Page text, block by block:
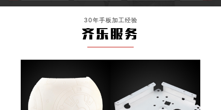
30年手板加工经验
齐乐服务